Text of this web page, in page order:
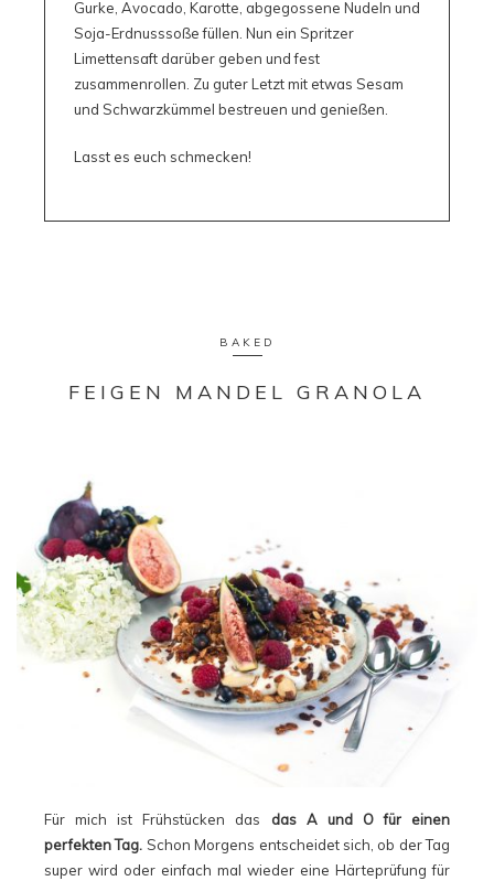
Gurke, Avocado, Karotte, abgegossene Nudeln und
Soja-Erdnusssoße füllen. Nun ein Spritzer
Limettensaft darüber geben und fest
zusammenrollen. Zu guter Letzt mit etwas Sesam
und Schwarzkümmel bestreuen und genießen.
Lasst es euch schmecken!
BAKED
FEIGEN MANDEL GRANOLA
Für mich ist Frühstücken das das A und O für einen
perfekten Tag. Schon Morgens entscheidet sich, ob der Tag
super wird oder einfach mal wieder eine Härteprüfung für